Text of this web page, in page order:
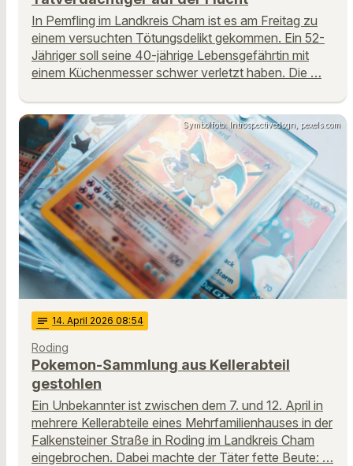
In Pemfling im Landkreis Cham ist es am Freitag zu
einem versuchten Tötungsdelikt gekommen. Ein 52-
Jähriger soll seine 40-jährige Lebensgefährtin mit
einem Küchenmesser schwer verletzt haben. Die …
Symbolfoto: Introspectivedsgn, pexels.com
notes 14. April 2026 08:54
Roding
Pokemon-Sammlung aus Kellerabteil
gestohlen
Ein Unbekannter ist zwischen dem 7. und 12. April in
mehrere Kellerabteile eines Mehrfamilienhauses in der
Falkensteiner Straße in Roding im Landkreis Cham
eingebrochen. Dabei machte der Täter fette Beute: …